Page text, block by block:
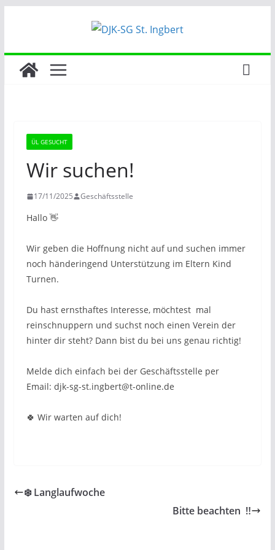
ÜL GESUCHT
Wir suchen!
17/11/2025 Geschäftsstelle
Hallo 👋
Wir geben die Hoffnung nicht auf und suchen immer
noch händeringend Unterstützung im Eltern Kind
Turnen.
Du hast ernsthaftes Interesse, möchtest mal
reinschnuppern und suchst noch einen Verein der
hinter dir steht? Dann bist du bei uns genau richtig!
Melde dich einfach bei der Geschäftsstelle per
Email: djk-sg-st.ingbert@t-online.de
🍀 Wir warten auf dich!
❄️ Langlaufwoche
Bitte beachten ‼️